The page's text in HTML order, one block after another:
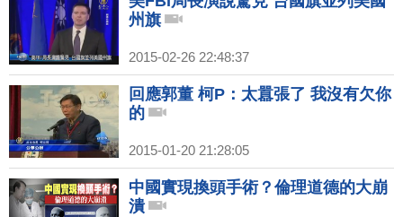
州旗
2015-02-26 22:48:37
回應郭董 柯P：太囂張了 我沒有欠你
的
2015-01-20 21:28:05
中國實現換頭手術？倫理道德的大崩
潰